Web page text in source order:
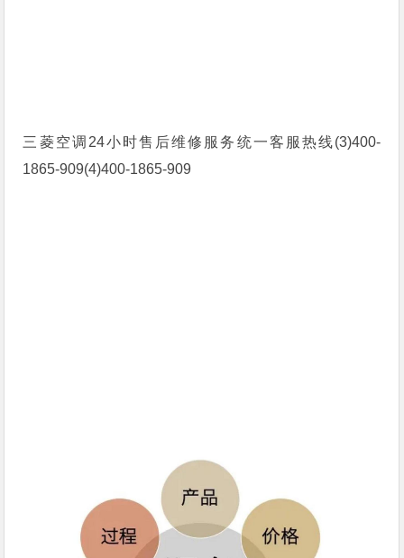
三菱空调24小时售后维修服务统一客服热线(3)400-
1865-909(4)400-1865-909